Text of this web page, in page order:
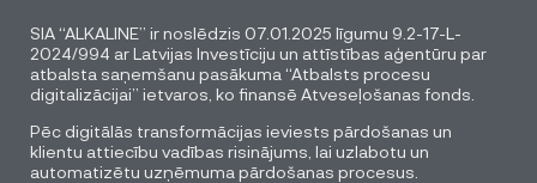
SIA “ALKALINE” ir noslēdzis 07.01.2025 līgumu 9.2-17-L-
2024/994 ar Latvijas Investīciju un attīstības aģentūru par
atbalsta saņemšanu pasākuma “Atbalsts procesu
digitalizācijai” ietvaros, ko finansē Atveseļošanas fonds.
Pēc digitālās transformācijas ieviests pārdošanas un
klientu attiecību vadības risinājums, lai uzlabotu un
automatizētu uzņēmuma pārdošanas procesus.